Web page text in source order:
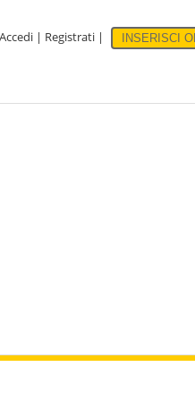
Accedi | Registrati | INSERISCI